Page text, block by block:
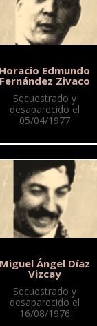
Horacio Edmundo
Fernández Zivaco
Secuestrado y
desaparecido el
05/04/1977
Miguel Ángel Díaz
Vizcay
Secuestrado y
desaparecido el
16/08/1976